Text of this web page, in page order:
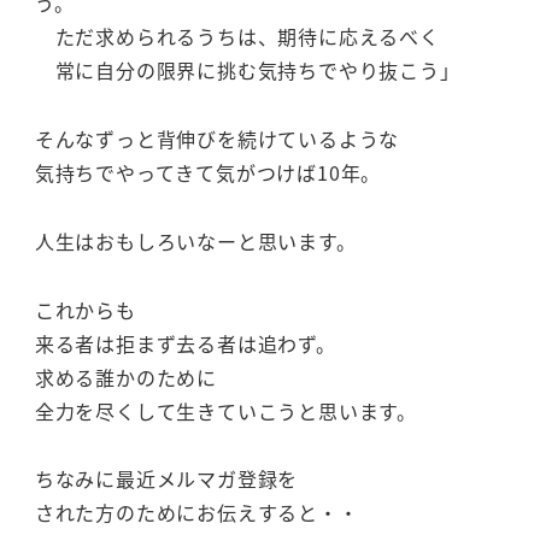
ただ求められるうちは、期待に応えるべく
常に自分の限界に挑む気持ちでやり抜こう」
そんなずっと背伸びを続けているような
気持ちでやってきて気がつけば10年。
人生はおもしろいなーと思います。
これからも
来る者は拒まず去る者は追わず。
求める誰かのために
全力を尽くして生きていこうと思います。
ちなみに最近メルマガ登録を
された方のためにお伝えすると・・